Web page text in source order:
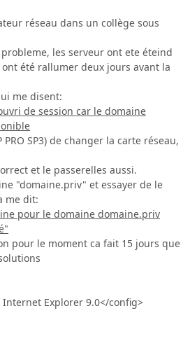
réseau dans un collège sous
les serveur ont ete éteind
été rallumer deux jours avant la
me disent:
de session car le domaine
PRO SP3) de changer la carte réseau,
et le passerelles aussi.
"domaine.priv" et essayer de le
me dit:
pour le domaine domaine.priv
pour le moment ca fait 15 jours que
Internet Explorer 9.0</config>